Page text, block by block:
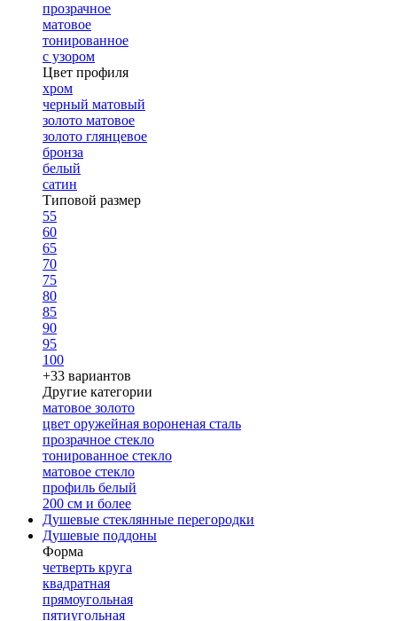
прозрачное
матовое
тонированное
с узором
Цвет профиля
хром
черный матовый
золото матовое
золото глянцевое
бронза
белый
сатин
Типовой размер
55
60
65
70
75
80
85
90
95
100
+33 вариантов
Другие категории
матовое золото
цвет оружейная вороненая сталь
прозрачное стекло
тонированное стекло
матовое стекло
профиль белый
200 см и более
Душевые стеклянные перегородки
Душевые поддоны
Форма
четверть круга
квадратная
прямоугольная
пятиугольная